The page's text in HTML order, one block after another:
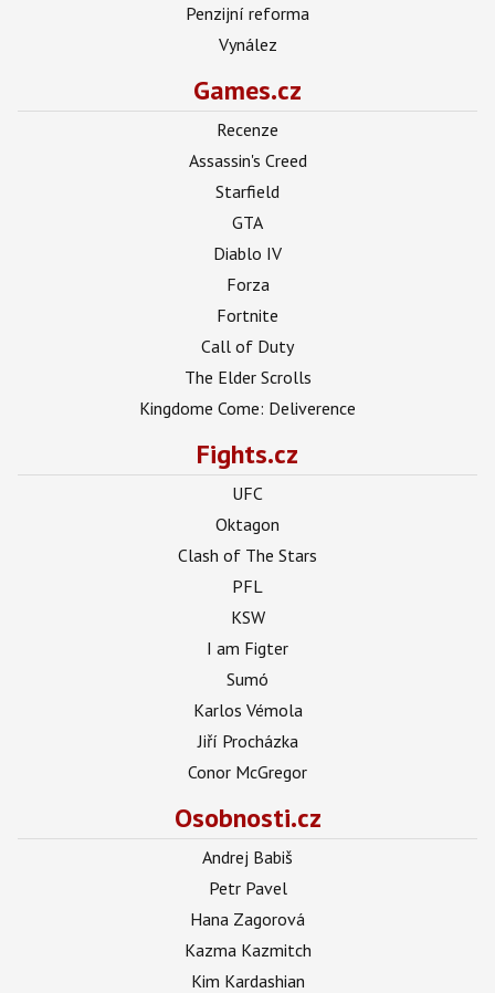
Penzijní reforma
Vynález
Games.cz
Recenze
Assassin's Creed
Starfield
GTA
Diablo IV
Forza
Fortnite
Call of Duty
The Elder Scrolls
Kingdome Come: Deliverence
Fights.cz
UFC
Oktagon
Clash of The Stars
PFL
KSW
I am Figter
Sumó
Karlos Vémola
Jiří Procházka
Conor McGregor
Osobnosti.cz
Andrej Babiš
Petr Pavel
Hana Zagorová
Kazma Kazmitch
Kim Kardashian